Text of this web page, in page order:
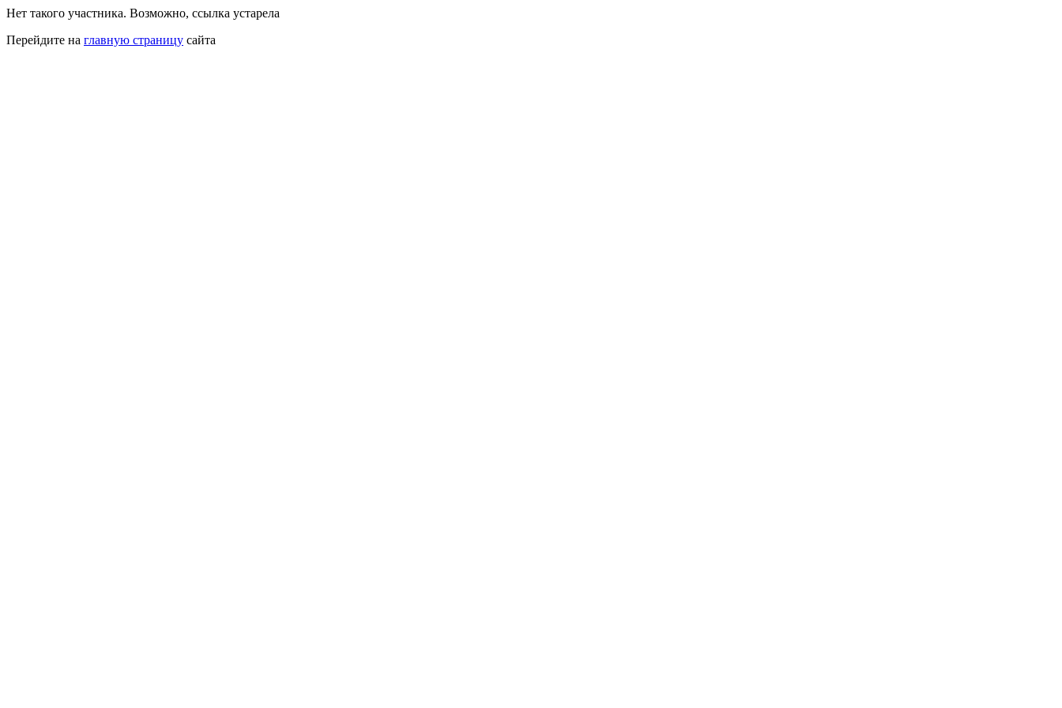
Нет такого участника. Возможно, ссылка устарела
Перейдите на главную страницу сайта